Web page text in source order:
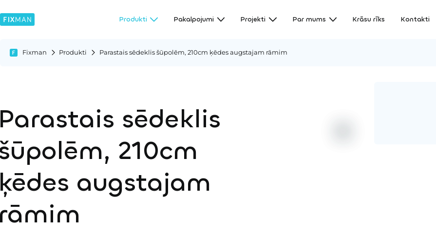
Produkti Pakalpojumi Projekti Par mums Krāsu rīks Kontakti
Fixman Produkti Parastais sēdeklis šūpolēm, 210cm ķēdes augstajam rāmim
sēdeklis
210cm
augstajam